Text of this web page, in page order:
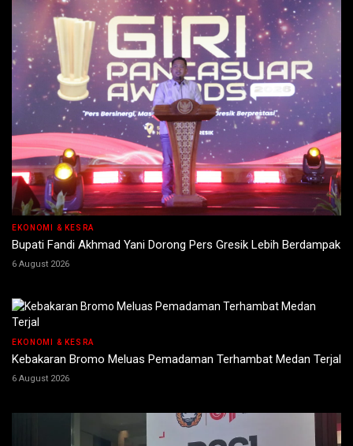
EKONOMI & KESRA
Bupati Fandi Akhmad Yani Dorong Pers Gresik Lebih Berdampak
6 August 2026
EKONOMI & KESRA
Kebakaran Bromo Meluas Pemadaman Terhambat Medan Terjal
6 August 2026